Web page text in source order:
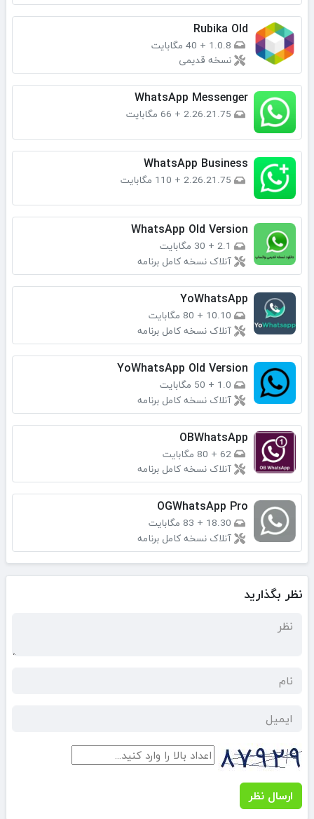
Rubika Old
1.0.8
+ 40 مگابایت
نسخه قدیمی
WhatsApp Messenger
2.26.21.75
+ 66 مگابایت
WhatsApp Business
2.26.21.75
+ 110 مگابایت
WhatsApp Old Version
2.1
+ 30 مگابایت
آنلاک نسخه کامل برنامه
YoWhatsApp
10.10
+ 80 مگابایت
آنلاک نسخه کامل برنامه
YoWhatsApp Old Version
1.0
+ 50 مگابایت
آنلاک نسخه کامل برنامه
OBWhatsApp
62
+ 80 مگابایت
آنلاک نسخه کامل برنامه
OGWhatsApp Pro
18.30
+ 83 مگابایت
آنلاک نسخه کامل برنامه
نظر بگذارید
ارسال نظر